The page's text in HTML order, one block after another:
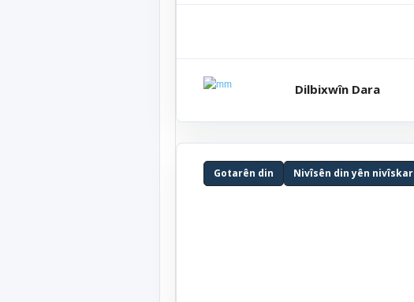
Dilbixwîn Dara
Gotarên din Nivîsên din yên nivîskar